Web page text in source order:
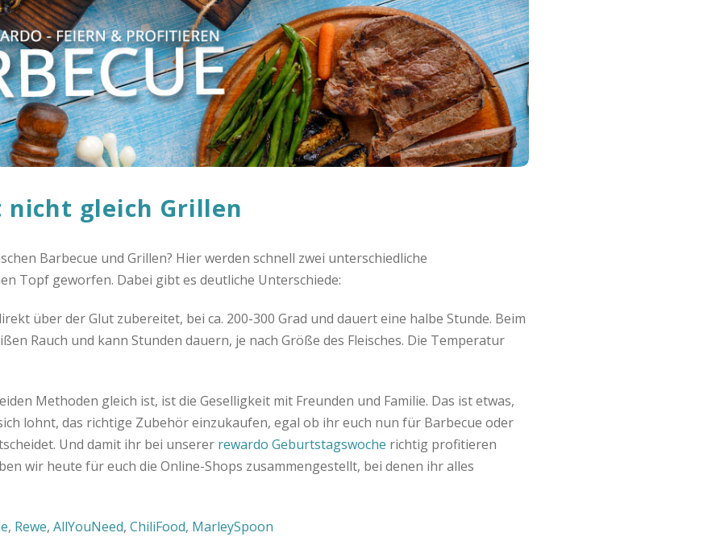
nicht gleich Grillen
Barbecue und Grillen? Hier werden schnell zwei unterschiedliche
Topf geworfen. Dabei gibt es deutliche Unterschiede:
über der Glut zubereitet, bei ca. 200-300 Grad und dauert eine halbe Stunde. Beim
Rauch und kann Stunden dauern, je nach Größe des Fleisches. Die Temperatur
Methoden gleich ist, ist die Geselligkeit mit Freunden und Familie. Das ist etwas,
lohnt, das richtige Zubehör einzukaufen, egal ob ihr euch nun für Barbecue oder
Und damit ihr bei unserer rewardo Geburtstagswoche richtig profitieren
wir heute für euch die Online-Shops zusammengestellt, bei denen ihr alles
, Rewe, AllYouNeed, ChiliFood, MarleySpoon